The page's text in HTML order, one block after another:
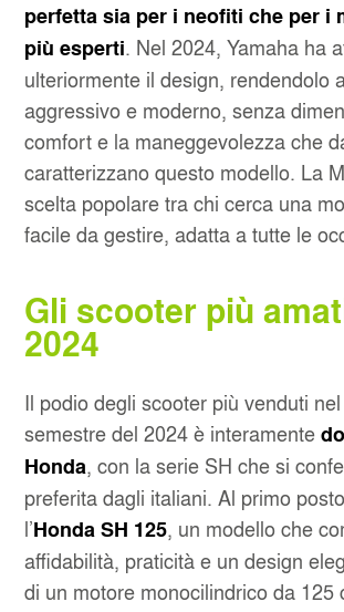
perfetta sia per i neofiti che per i
più esperti. Nel 2024, Yamaha ha
ulteriormente il design, rendendolo
aggressivo e moderno, senza
comfort e la maneggevolezza che
caratterizzano questo modello. La
scelta popolare tra chi cerca una
facile da gestire, adatta a tutte le
Gli scooter più
2024
Il podio degli scooter più venduti
semestre del 2024 è interamente
Honda, con la serie SH che si
preferita dagli italiani. Al primo
l’Honda SH 125, un modello che
affidabilità, praticità e un design
di un motore monocilindrico da 125